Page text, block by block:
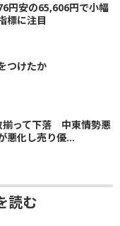
円安の65,606円で小幅
標に注目
つけたか
揃って下落 中東情勢悪
悪化し売り優...
読む